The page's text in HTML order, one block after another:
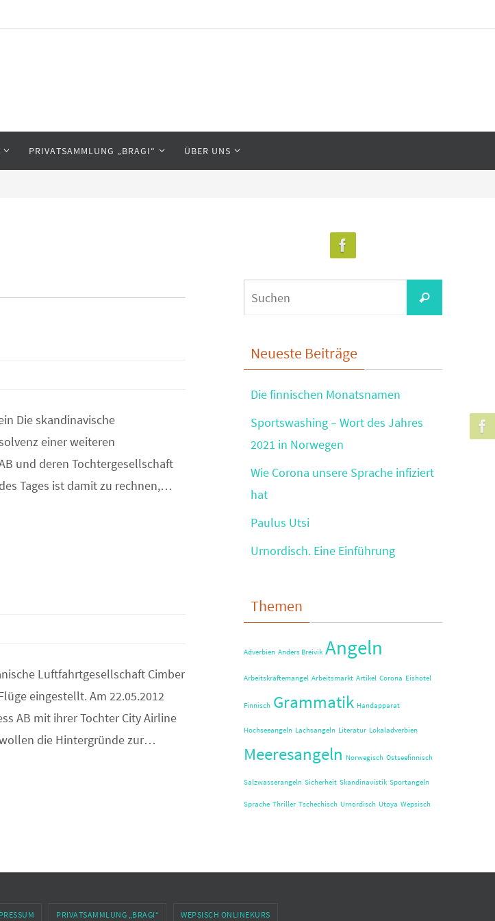
PRIVATSAMMLUNG „BRAGI“ ÜBER UNS
Die skandinavische
einer weiteren
und deren Tochtergesellschaft
Tages ist damit zu rechnen,…
Luftfahrtgesellschaft Cimber
eingestellt. Am 22.05.2012
AB mit ihrer Tochter City Airline
die Hintergründe zur…
nach:
Suchen
Neueste Beiträge
Die finnischen Monatsnamen
Sportswashing – Wort des Jahres
2021 in Norwegen
Wie Corona unsere Sprache infiziert
hat
Paulus Utsi
Urnordisch. Eine Einführung
Themen
Adverbien Anders Breivik Angeln
Arbeitskräftemangel Arbeitsmarkt Artikel Corona Eishotel
Finnisch Grammatik Handapparat
Hochseeangeln Lachsangeln Literatur Lokaladverbien
Meeresangeln Norwegisch Ostseefinnisch
Salzwasserangeln Sicherheit Skandinavistik Sportangeln
Sprache Thriller Tschechisch Urnordisch Utøya Wepsisch
PRIVATSAMMLUNG „BRAGI“ WEPSISCH ONLINEKURS